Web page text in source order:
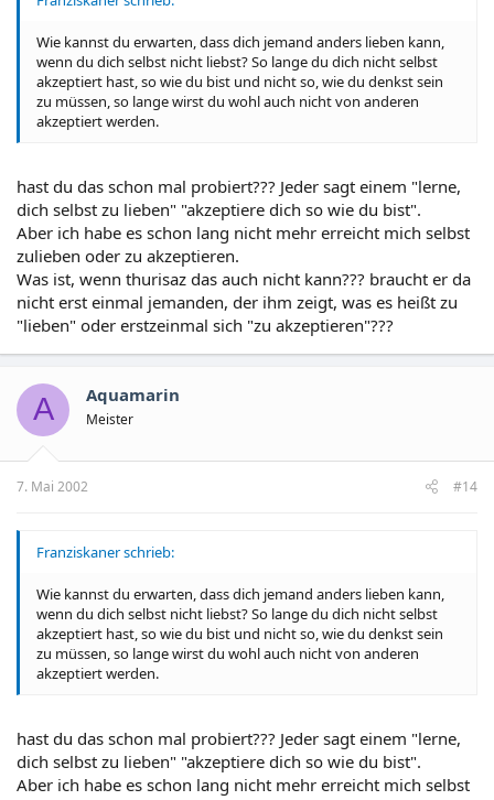
Wie kannst du erwarten, dass dich jemand anders lieben kann,
wenn du dich selbst nicht liebst? So lange du dich nicht selbst
akzeptiert hast, so wie du bist und nicht so, wie du denkst sein
zu müssen, so lange wirst du wohl auch nicht von anderen
akzeptiert werden.
hast du das schon mal probiert??? Jeder sagt einem "lerne,
dich selbst zu lieben" "akzeptiere dich so wie du bist".
Aber ich habe es schon lang nicht mehr erreicht mich selbst
zulieben oder zu akzeptieren.
Was ist, wenn thurisaz das auch nicht kann??? braucht er da
nicht erst einmal jemanden, der ihm zeigt, was es heißt zu
"lieben" oder erstzeinmal sich "zu akzeptieren"???
A Aquamarin
Meister
7. Mai 2002 #14
Franziskaner schrieb:
Wie kannst du erwarten, dass dich jemand anders lieben kann,
wenn du dich selbst nicht liebst? So lange du dich nicht selbst
akzeptiert hast, so wie du bist und nicht so, wie du denkst sein
zu müssen, so lange wirst du wohl auch nicht von anderen
akzeptiert werden.
hast du das schon mal probiert??? Jeder sagt einem "lerne,
dich selbst zu lieben" "akzeptiere dich so wie du bist".
Aber ich habe es schon lang nicht mehr erreicht mich selbst